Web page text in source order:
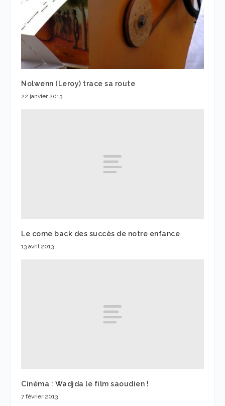
Nolwenn (Leroy) trace sa route
22 janvier 2013
Le come back des succès de notre enfance
13 avril 2013
Cinéma : Wadjda le film saoudien !
7 février 2013